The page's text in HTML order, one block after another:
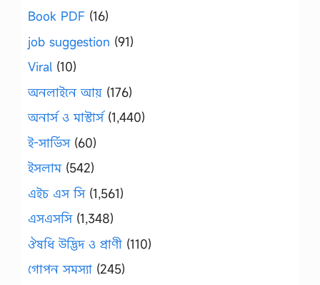
Book PDF (16)
job suggestion (91)
Viral (10)
অনলাইনে আয় (176)
অনার্স ও মাস্টার্স(1,440)
ই-সার্ভিস(60)
ইসলাম(542)
এইচ এস সি(1,561)
এসএসসি(1,348)
ঔষধি উদ্ভিদ ও প্রাণী (110)
গোপন সমস্যা (245)